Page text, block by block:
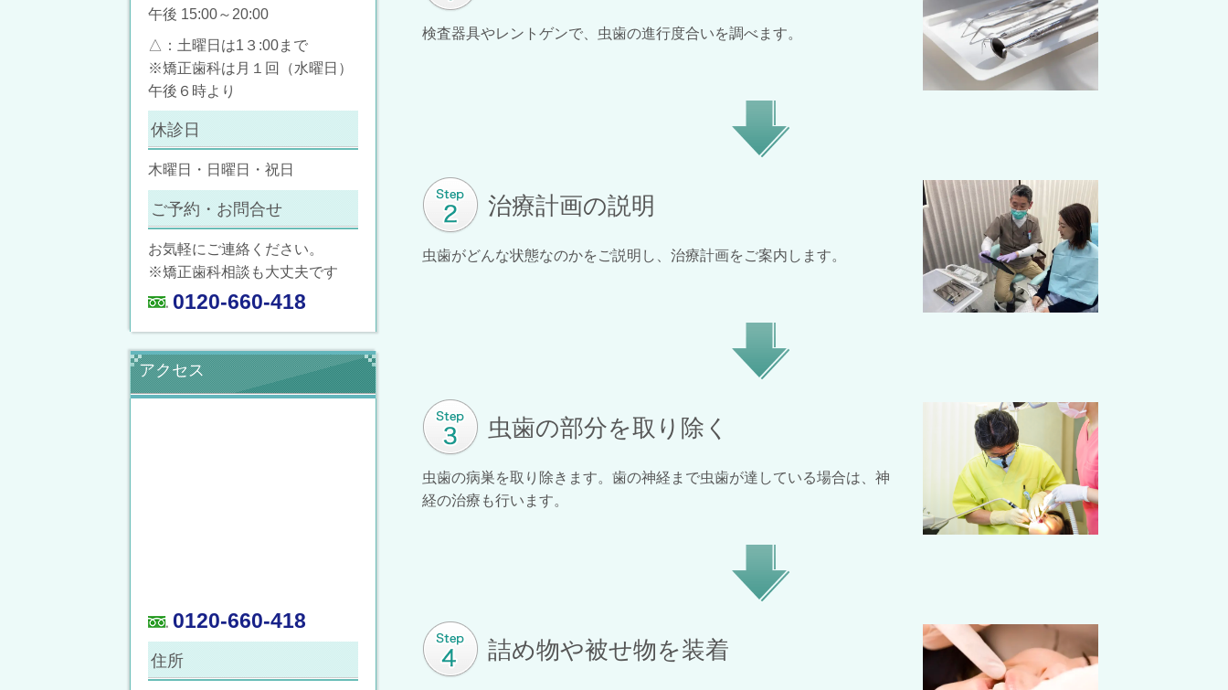
検査器具やレントゲンで、虫歯の進行度合いを調べます。
治療計画の説明
虫歯がどんな状態なのかをご説明し、治療計画をご案内します。
虫歯の部分を取り除く
虫歯の病巣を取り除きます。 歯の神経まで虫歯が達している場合は、神
経の治療も行います。
詰め物や被せ物を装着
午後 15:00～20:00
△：土曜日は1３:00まで
※矯正歯科は月１回（水曜日）
午後６時より
休診日
木曜日・日曜日・祝日
ご予約・お問合せ
お気軽にご連絡ください。
※矯正歯科相談も大丈夫です
0120-660-418
アクセス
0120-660-418
住所